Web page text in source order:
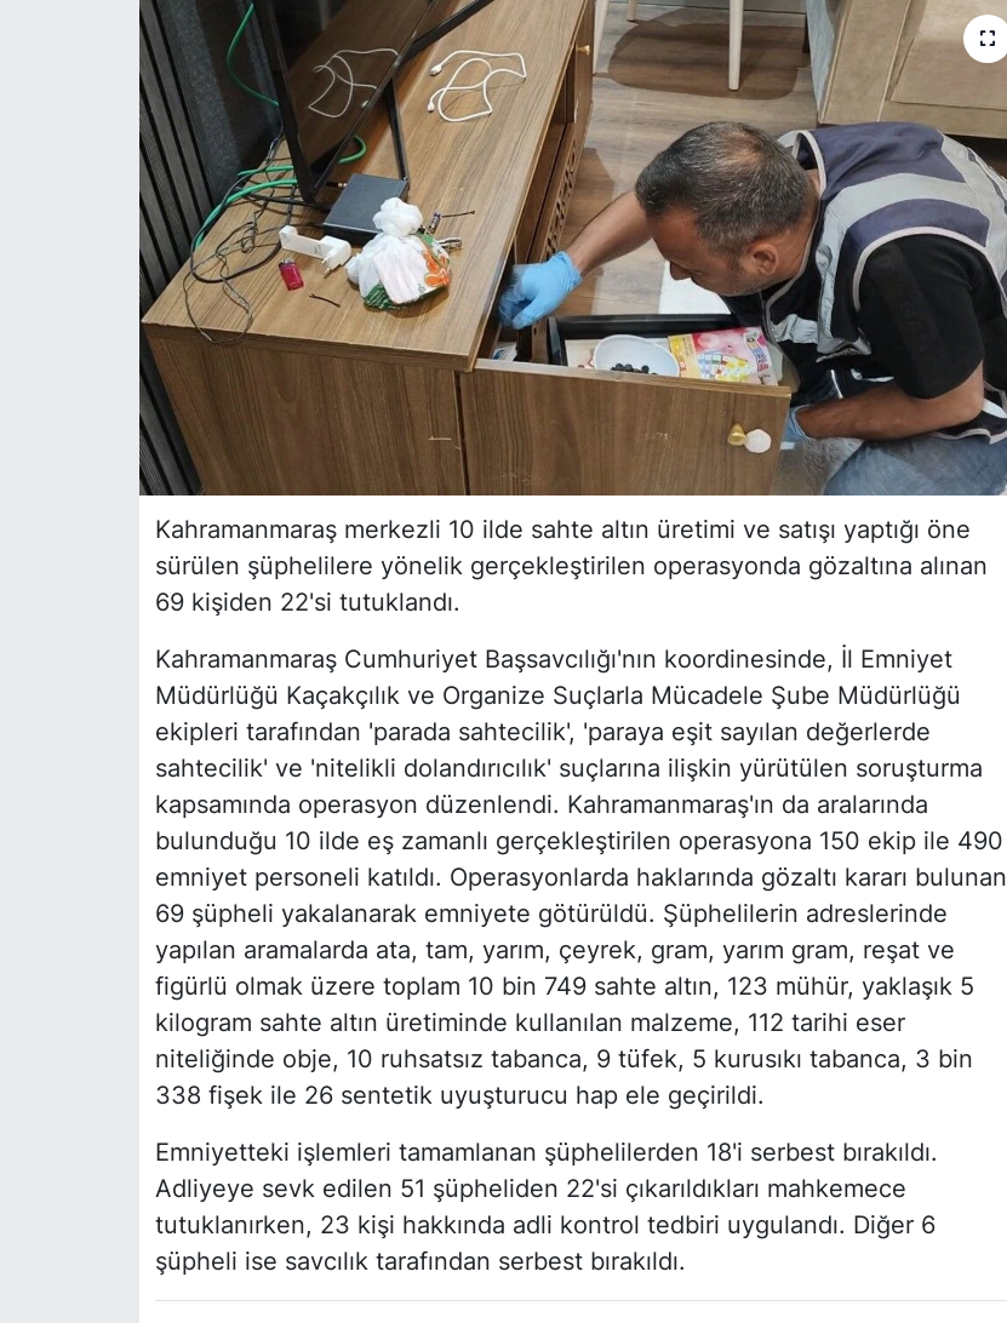
Kahramanmaraş merkezli 10 ilde sahte altın üretimi ve satışı yaptığı öne
sürülen şüphelilere yönelik gerçekleştirilen operasyonda gözaltına alınan
69 kişiden 22'si tutuklandı.
Kahramanmaraş Cumhuriyet Başsavcılığı'nın koordinesinde, İl Emniyet
Müdürlüğü Kaçakçılık ve Organize Suçlarla Mücadele Şube Müdürlüğü
ekipleri tarafından 'parada sahtecilik', 'paraya eşit sayılan değerlerde
sahtecilik' ve 'nitelikli dolandırıcılık' suçlarına ilişkin yürütülen soruşturma
kapsamında operasyon düzenlendi. Kahramanmaraş'ın da aralarında
bulunduğu 10 ilde eş zamanlı gerçekleştirilen operasyona 150 ekip ile 490
emniyet personeli katıldı. Operasyonlarda haklarında gözaltı kararı bulunan
69 şüpheli yakalanarak emniyete götürüldü. Şüphelilerin adreslerinde
yapılan aramalarda ata, tam, yarım, çeyrek, gram, yarım gram, reşat ve
figürlü olmak üzere toplam 10 bin 749 sahte altın, 123 mühür, yaklaşık 5
kilogram sahte altın üretiminde kullanılan malzeme, 112 tarihi eser
niteliğinde obje, 10 ruhsatsız tabanca, 9 tüfek, 5 kurusıkı tabanca, 3 bin
338 fişek ile 26 sentetik uyuşturucu hap ele geçirildi.
Emniyetteki işlemleri tamamlanan şüphelilerden 18'i serbest bırakıldı.
Adliyeye sevk edilen 51 şüpheliden 22'si çıkarıldıkları mahkemece
tutuklanırken, 23 kişi hakkında adli kontrol tedbiri uygulandı. Diğer 6
şüpheli ise savcılık tarafından serbest bırakıldı.
Siyaset
YEREL HABER
Haberde insan
Tanıtım